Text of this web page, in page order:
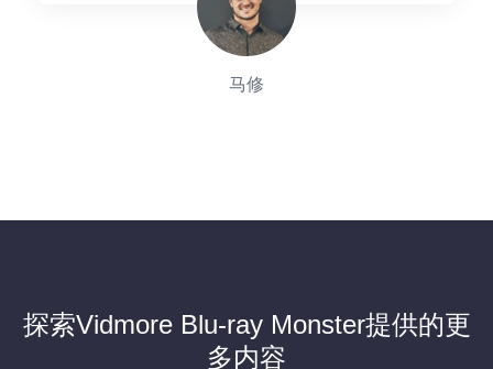
马修
探索Vidmore Blu-ray Monster提供的更
多内容